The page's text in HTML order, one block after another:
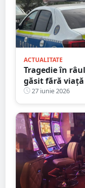
ACTUALITATE
Tragedie în
găsit fără viață
căutare cu
27 iunie 2026